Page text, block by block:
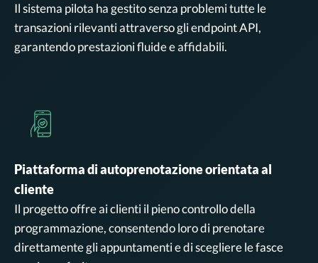
Il sistema pilota ha gestito senza problemi tutte le
transazioni rilevanti attraverso gli endpoint API,
garantendo prestazioni fluide e affidabili.
Piattaforma di autoprenotazione orientata al
cliente
Il progetto offre ai clienti il pieno controllo della
programmazione, consentendo loro di prenotare
direttamente gli appuntamenti e di scegliere le fasce